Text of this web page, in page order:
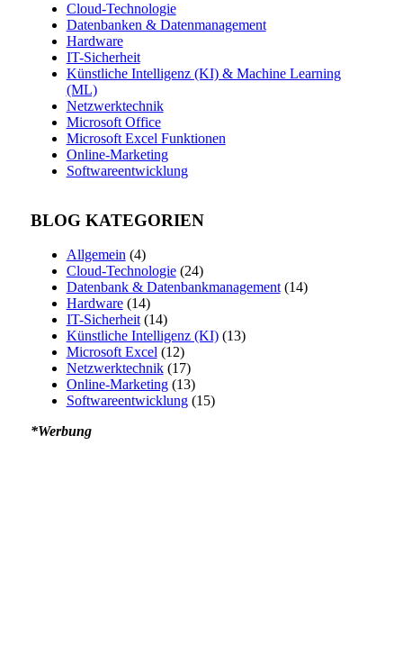
Cloud-Technologie
Datenbanken & Datenmanagement
Hardware
IT-Sicherheit
Künstliche Intelligenz (KI) & Machine Learning
(ML)
Netzwerktechnik
Microsoft Office
Microsoft Excel Funktionen
Online-Marketing
Softwareentwicklung
BLOG KATEGORIEN
Allgemein(4)
Cloud-Technologie(24)
Datenbank & Datenbankmanagement(14)
Hardware(14)
IT-Sicherheit(14)
Künstliche Intelligenz (KI)(13)
Microsoft Excel(12)
Netzwerktechnik(17)
Online-Marketing(13)
Softwareentwicklung(15)
*Werbung